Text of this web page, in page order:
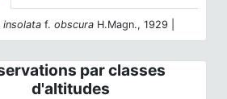
insolata f. obscura H.Magn., 1929 |
par classes
d'altitudes